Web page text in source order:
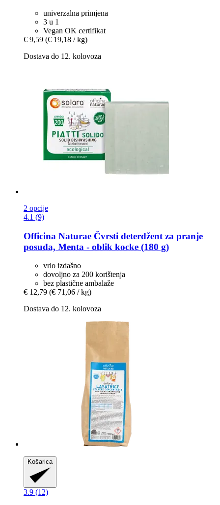
univerzalna primjena
3 u 1
Vegan OK certifikat
€ 9,59 (€ 19,18 / kg)
Dostava do 12. kolovoza
2 opcije
4.1 (9)
Officina Naturae Čvrsti deterdžent za pranje
posuđa, Menta -​ oblik kocke (180 g)
vrlo izdašno
dovoljno za 200 korištenja
bez plastične ambalaže
€ 12,79 (€ 71,06 / kg)
Dostava do 12. kolovoza
Košarica
3.9 (12)